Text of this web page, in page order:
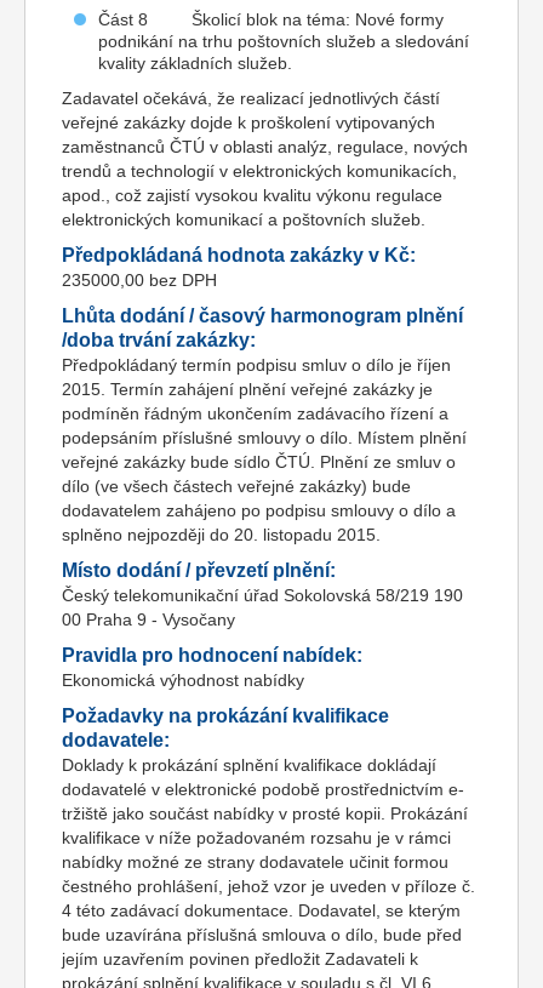
Část 8 Školicí blok na téma: Nové formy
podnikání na trhu poštovních služeb a sledování
kvality základních služeb.
Zadavatel očekává, že realizací jednotlivých částí
veřejné zakázky dojde k proškolení vytipovaných
zaměstnanců ČTÚ v oblasti analýz, regulace, nových
trendů a technologií v elektronických komunikacích,
apod., což zajistí vysokou kvalitu výkonu regulace
elektronických komunikací a poštovních služeb.
Předpokládaná hodnota zakázky v Kč:
235000,00 bez DPH
Lhůta dodání / časový harmonogram plnění
/doba trvání zakázky:
Předpokládaný termín podpisu smluv o dílo je říjen
2015. Termín zahájení plnění veřejné zakázky je
podmíněn řádným ukončením zadávacího řízení a
podepsáním příslušné smlouvy o dílo. Místem plnění
veřejné zakázky bude sídlo ČTÚ. Plnění ze smluv o
dílo (ve všech částech veřejné zakázky) bude
dodavatelem zahájeno po podpisu smlouvy o dílo a
splněno nejpozději do 20. listopadu 2015.
Místo dodání / převzetí plnění:
Český telekomunikační úřad Sokolovská 58/219 190
00 Praha 9 - Vysočany
Pravidla pro hodnocení nabídek:
Ekonomická výhodnost nabídky
Požadavky na prokázání kvalifikace
dodavatele:
Doklady k prokázání splnění kvalifikace dokládají
dodavatelé v elektronické podobě prostřednictvím e-
tržiště jako součást nabídky v prosté kopii. Prokázání
kvalifikace v níže požadovaném rozsahu je v rámci
nabídky možné ze strany dodavatele učinit formou
čestného prohlášení, jehož vzor je uveden v příloze č.
4 této zadávací dokumentace. Dodavatel, se kterým
bude uzavírána příslušná smlouva o dílo, bude před
jejím uzavřením povinen předložit Zadavateli k
prokázání splnění kvalifikace v souladu s čl. VI.6